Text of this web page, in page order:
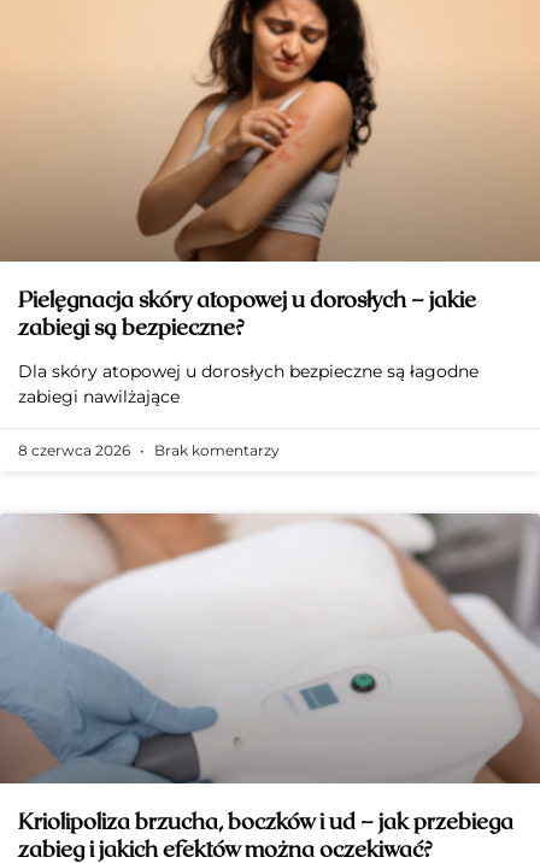
Pielęgnacja skóry atopowej u dorosłych – jakie
zabiegi są bezpieczne?
Dla skóry atopowej u dorosłych bezpieczne są łagodne
zabiegi nawilżające
8 czerwca 2026 Brak komentarzy
Kriolipoliza brzucha, boczków i ud – jak przebiega
zabieg i jakich efektów można oczekiwać?